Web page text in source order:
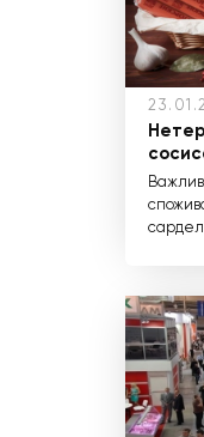
для
різним
адже
яким
тіста і